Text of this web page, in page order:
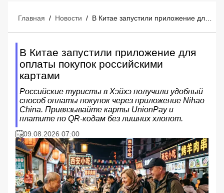
Главная / Новости / В Китае запустили приложение для оплаты покупок российскими картами
В Китае запустили приложение для
оплаты покупок российскими
картами
Российские туристы в Хэйхэ получили удобный
способ оплаты покупок через приложение Nihao
China. Привязывайте карты UnionPay и
платите по QR-кодам без лишних хлопот.
09.08.2026 07:00